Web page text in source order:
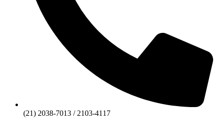
(21) 2038-7013 / 2103-4117